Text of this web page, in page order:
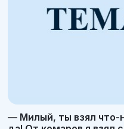
— Милый, ты взял что-